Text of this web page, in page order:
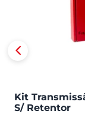
Kit
S/ Retentor